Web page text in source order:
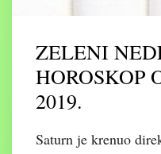
ZELENI
HOROSKOP
2019.
Saturn je krenuo